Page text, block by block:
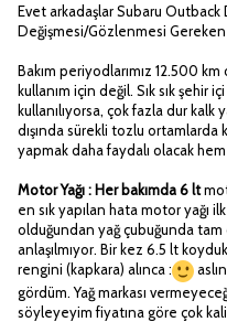
Evet arkadaşlar Subaru Outback
Değişmesi/Gözlenmesi Gereken
Bakım periyodlarımız 12.500
kullanım için değil. Sık sık şehir
kullanılıyorsa, çok fazla dur kalk
dışında sürekli tozlu ortamlarda
yapmak daha faydalı olacak
Motor Yağı : Her bakımda 6 lt
en sık yapılan hata motor yağı
olduğundan yağ çubuğunda
anlaşılmıyor. Bir kez 6.5 lt
rengini (kapkara) alınca :
gördüm. Yağ markası
söyleyeyim fiyatına göre çok